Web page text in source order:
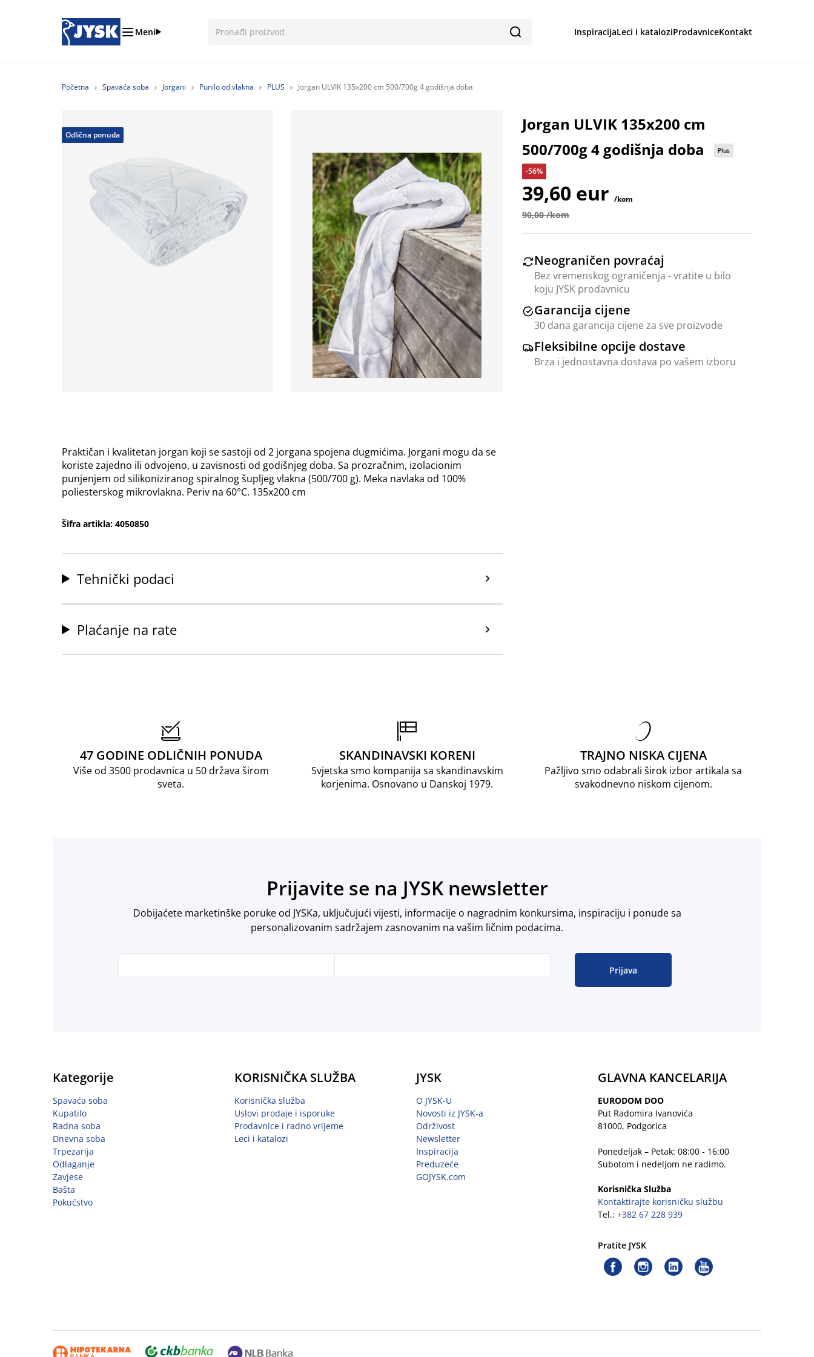
Meni InspiracijaLeci i kataloziProdavniceKontakt
Pretraga
Početna Spavaća soba Jorgani Punilo od vlakna PLUS Jorgan ULVIK 135x200 cm 500/700g 4 godišnja doba
Jorgan ULVIK 135x200 cm
500/700g 4 godišnja doba
Plus
-56%
39,60 eur /kom
90,00 /kom
Neograničen povraćaj
Bez vremenskog ograničenja - vratite u bilo
koju JYSK prodavnicu
Garancija cijene
30 dana garancija cijene za sve proizvode
Fleksibilne opcije dostave
Brza i jednostavna dostava po vašem izboru
Odlična ponuda
Praktičan i kvalitetan jorgan koji se sastoji od 2 jorgana spojena dugmićima. Jorgani mogu da se
koriste zajedno ili odvojeno, u zavisnosti od godišnjeg doba. Sa prozračnim, izolacionim
punjenjem od silikoniziranog spiralnog šupljeg vlakna (500/700 g). Meka navlaka od 100%
poliesterskog mikrovlakna. Periv na 60°C. 135x200 cm
Šifra artikla: 4050850
Tehnički podaci
Plaćanje na rate
47 GODINE ODLIČNIH PONUDA
Više od 3500 prodavnica u 50 država širom
sveta.
SKANDINAVSKI KORENI
Svjetska smo kompanija sa skandinavskim
korjenima. Osnovano u Danskoj 1979.
TRAJNO NISKA CIJENA
Pažljivo smo odabrali širok izbor artikala sa
svakodnevno niskom cijenom.
Prijavite se na JYSK newsletter
Dobijaćete marketinške poruke od JYSKa, uključujući vijesti, informacije o nagradnim konkursima, inspiraciju i ponude sa
personalizovanim sadržajem zasnovanim na vašim ličnim podacima.
Prijava
Kategorije
Spavaća soba
Kupatilo
Radna soba
Dnevna soba
Trpezarija
Odlaganje
Zavjese
Bašta
Pokućstvo
KORISNIČKA SLUŽBA
Korisnička služba
Uslovi prodaje i isporuke
Prodavnice i radno vrijeme
Leci i katalozi
JYSK
O JYSK-U
Novosti iz JYSK-a
Održivost
Newsletter
Inspiracija
Preduzeće
GOJYSK.com
GLAVNA KANCELARIJA
EURODOM DOO
Put Radomira Ivanovića
81000, Podgorica
Ponedeljak – Petak: 08:00 - 16:00
Subotom i nedeljom ne radimo.
Korisnička Služba
Kontaktirajte korisničku službu
Tel.: +382 67 228 939
Pratite JYSK